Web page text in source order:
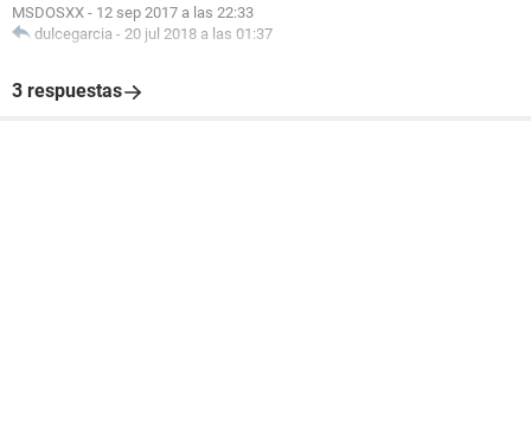
MSDOSXX - 12 sep 2017 a las 22:33
dulcegarcia - 20 jul 2018 a las 01:37
3 respuestas